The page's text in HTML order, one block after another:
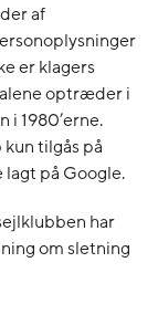
af
er klagers
optræder i
1980’erne.
tilgås på
på Google.
har
om sletning